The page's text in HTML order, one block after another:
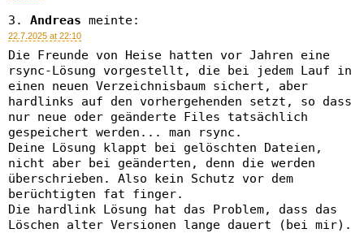
Andreas meinte:
22.7.2025 at 22:10
Die Freunde von Heise hatten vor Jahren eine
rsync-Lösung vorgestellt, die bei jedem Lauf in
einen neuen Verzeichnisbaum sichert, aber
hardlinks auf den vorhergehenden setzt, so dass
nur neue oder geänderte Files tatsächlich
gespeichert werden... man rsync.
Deine Lösung klappt bei gelöschten Dateien,
nicht aber bei geänderten, denn die werden
überschrieben. Also kein Schutz vor dem
berüchtigten fat finger.
Die hardlink Lösung hat das Problem, dass das
Löschen alter Versionen lange dauert (bei mir).